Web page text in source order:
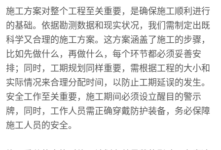
施工方案对整个工程至关重要，是确保施工顺利进行
的基础。依据勘测数据和现实状况，我们需制定出既
科学又合理的施工方案。这方案涵盖了施工的步骤，
比如先做什么，再做什么，每个环节都必须妥善安
排；同时，工期规划同样重要，需根据工程的大小和
实际情况来合理分配时间，以防止工期延误的发生。
安全工作至关重要，施工期间必须设立醒目的警示
牌，同时，工作人员需正确穿戴防护装备，务必保障
施工人员的安全。